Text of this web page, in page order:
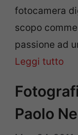
fotocamera
scopo
passione ad
Leggi tutto
Paolo